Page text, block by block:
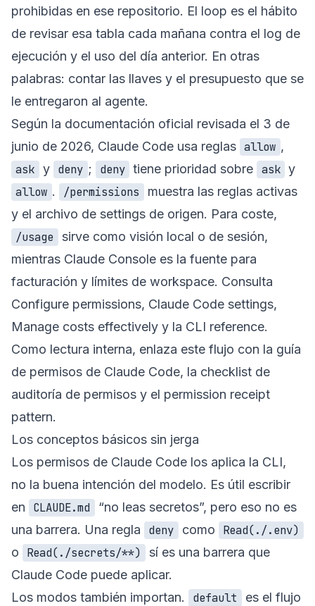
prohibidas en ese repositorio. El loop es el hábito
de revisar esa tabla cada mañana contra el log de
ejecución y el uso del día anterior. En otras
palabras: contar las llaves y el presupuesto que se
le entregaron al agente.
Según la documentación oficial revisada el 3 de
junio de 2026, Claude Code usa reglas allow ,
ask y deny ; deny tiene prioridad sobre ask y
allow . /permissions
muestra las reglas activas
y el archivo de settings de origen. Para coste,
/usage
sirve como visión local o de sesión,
mientras Claude Console es la fuente para
facturación y límites de workspace. Consulta
Configure permissions, Claude Code settings,
Manage costs effectively y la CLI reference.
Como lectura interna, enlaza este flujo con la guía
de permisos de Claude Code, la checklist de
auditoría de permisos y el permission receipt
pattern.
Los conceptos básicos sin jerga
Los permisos de Claude Code los aplica la CLI,
no la buena intención del modelo. Es útil escribir
en
CLAUDE.md
“no leas secretos”, pero eso no es
una barrera. Una regla
deny como
Read(./.env)
o
Read(./secrets/**)
sí es una barrera que
Claude Code puede aplicar.
Los modos también importan.
default
es el flujo